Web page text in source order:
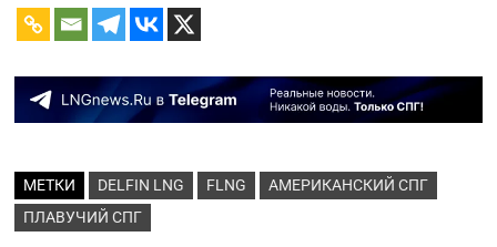
МЕТКИ DELFIN LNG FLNG
АМЕРИКАНСКИЙ СПГ
ПЛАВУЧИЙ СПГ